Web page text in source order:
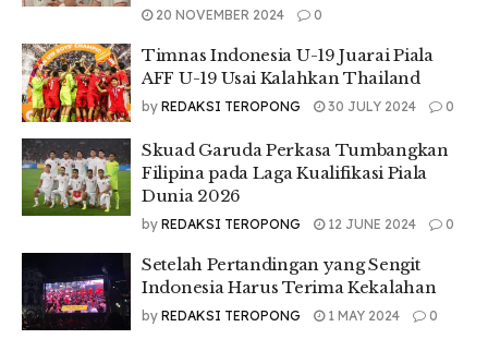
20 NOVEMBER 2024
0
Timnas Indonesia U-19 Juarai Piala
AFF U-19 Usai Kalahkan Thailand
by REDAKSI TEROPONG 30 JULY 2024 0
Skuad Garuda Perkasa Tumbangkan
Filipina pada Laga Kualifikasi Piala
Dunia 2026
by REDAKSI TEROPONG 12 JUNE 2024 0
Setelah Pertandingan yang Sengit
Indonesia Harus Terima Kekalahan
by REDAKSI TEROPONG 1 MAY 2024 0